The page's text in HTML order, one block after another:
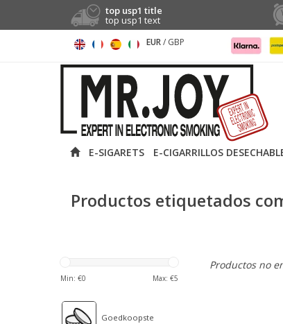
top usp1 title
top usp1 text
EUR/ GBP
E-SIGARETS E-CIGARRILLOS
Productos etiquetados
Min: €0 Max: €5
Goedkoopste
Productos no